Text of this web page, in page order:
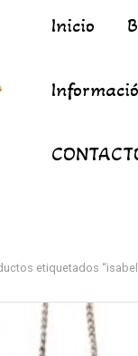
Inicio
etiquetados